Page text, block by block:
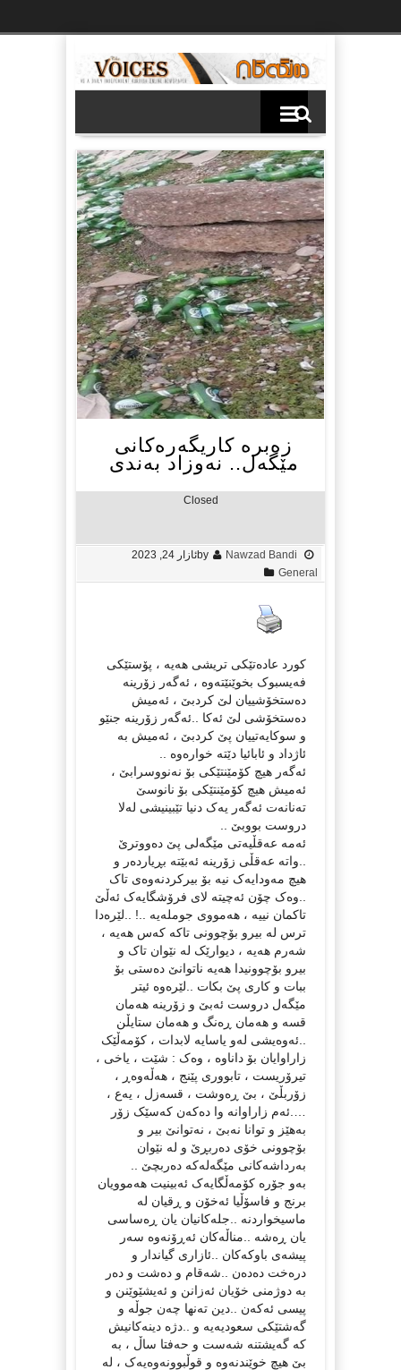
زەبرە کاریگەرەکانی
مێگەل.. نەوزاد بەندی
Closed
by Nawzad Bandi
ئازار 24, 2023
General
کورد عادەتێکی تریشی هەیە ، پۆستێکی
فەیسبوک بخوێنێتەوە ، ئەگەر زۆرینە
دەستخۆشییان لێ کردبێ ، ئەمیش
دەستخۆشی لێ ئەکا ..ئەگەر زۆرینە جنێو
و سوکایەتییان پێ کردبێ ، ئەمیش بە
ئاژداد و ئابائیا دێتە خوارەوە ..
ئەگەر هیچ کۆمێنتێکی بۆ نەنووسرابێ ،
ئەمیش هیچ کۆمێنتێکی بۆ نانوسێ
تەنانەت ئەگەر یەک دنیا تێبینیشی لەلا
دروست بووبێ ..
ئەمە عەقڵیەتی مێگەلی پێ دەووترێ
..واتە عەقڵی زۆرینە ئەبێتە بڕیاردەر و
هیچ مەودایەک نیە بۆ بیرکردنەوەی تاک
..وەک چۆن ئەچیتە لای فرۆشگایەک ئەڵێ
تاکمان نییە ، هەمووی جوملەیە ..! ..لێرەدا
ترس لە بیرو بۆچوونی تاکە کەس هەیە ،
شەرم هەیە ، دیوارێک لە نێوان تاک و
بیرو بۆچوونیدا هەیە ناتوانێ دەستی بۆ
ببات و کاری پێ بکات ..لێرەوە ئیتر
مێگەل دروست ئەبێ و زۆرینە هەمان
قسە و هەمان ڕەنگ و هەمان ستایڵن
..ئەوەیشی لەو یاسایە لابدات ، کۆمەڵێک
زاراوایان بۆ داناوە ، وەک : شێت ، یاخی ،
تیرۆریست ، تابووری پێنج ، هەڵەوەڕ ،
زۆربڵێ ، بێ ڕەوشت ، قسەزل ، یەع ،
….ئەم زاراوانە وا دەکەن کەسێک زۆر
بەهێز و توانا نەبێ ، نەتوانێ بیر و
بۆچوونی خۆی دەربڕێ و لە نێوان
بەرداشەکانی مێگەلەکە دەربچێ ..
بەو جۆرە کۆمەڵگایەک ئەبینیت هەموویان
برنج و فاسۆڵیا ئەخۆن و ڕقیان لە
ماسیخواردنە ..جلەکانیان یان ڕەساسی
یان ڕەشە ..مناڵەکان ئەڕۆنەوە سەر
پیشەی باوکەکان ..ئازاری گیاندار و
درەخت دەدەن ..شەقام و دەشت و دەر
بە دوژمنی خۆیان ئەزانن و ئەیشێوێنن و
پیسی ئەکەن ..دین تەنها چەن جوڵە و
گەشتێکی سعودیەیە و ..دژە دینەکانیش
کە گەیشتنە شەست و حەفتا ساڵ ، بە
بێ هیچ خوێندنەوە و قوڵبوونەوەیەک ، لە